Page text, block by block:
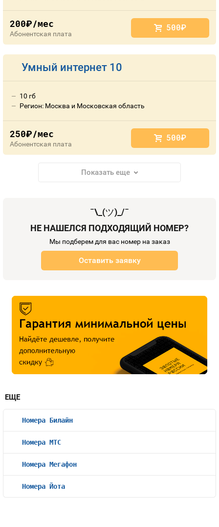
200руб./мес
Абонентская плата
500руб.
Умный интернет 10
10 гб
Регион: Москва и Московская область
250руб./мес
Абонентская плата
500руб.
Показать еще
¯\_(ツ)_/¯
НЕ НАШЕЛСЯ ПОДХОДЯЩИЙ НОМЕР?
Мы подберем для вас номер на заказ
Оставить заявку
ЕЩЕ
Номера Билайн
Номера МТС
Номера Мегафон
Номера Йота